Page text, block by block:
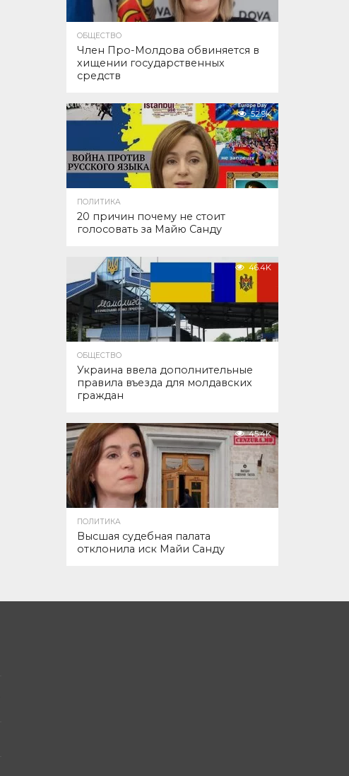
ОБЩЕСТВО
Член Про-Молдова обвиняется в
хищении государственных
средств
52.9K
ПОЛИТИКА
20 причин почему не стоит
голосовать за Майю Санду
46.4K
ОБЩЕСТВО
Украина ввела дополнительные
правила въезда для молдавских
граждан
45.4K
ПОЛИТИКА
Высшая судебная палата
отклонила иск Майи Санду